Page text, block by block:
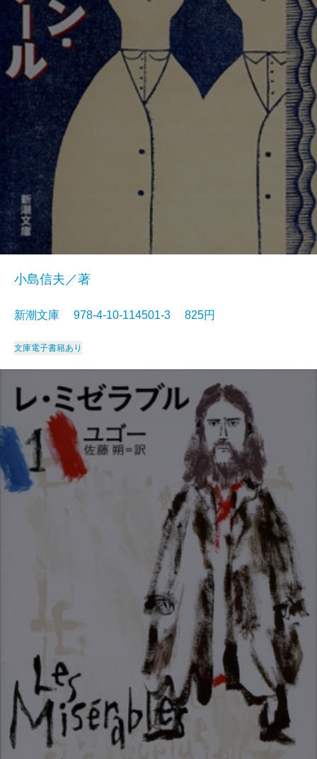
小島信夫／著
新潮文庫 978-4-10-114501-3 825円
文庫電子書籍あり